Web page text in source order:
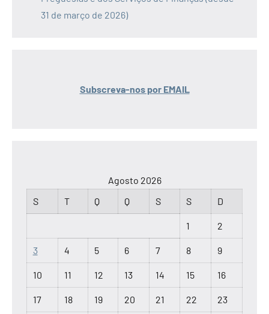
31 de março de 2026)
Subscreva-nos por EMAIL
Agosto 2026
S
T Q Q S S D
1 2
3 4 5 6 7 8 9
10 11 12 13 14 15 16
17 18 19 20 21 22 23